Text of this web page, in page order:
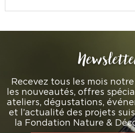
Recevez tous les mois
les nouveautés, offres
ateliers, dégustations,
et l’actualité des projets
la Fondation Nature &